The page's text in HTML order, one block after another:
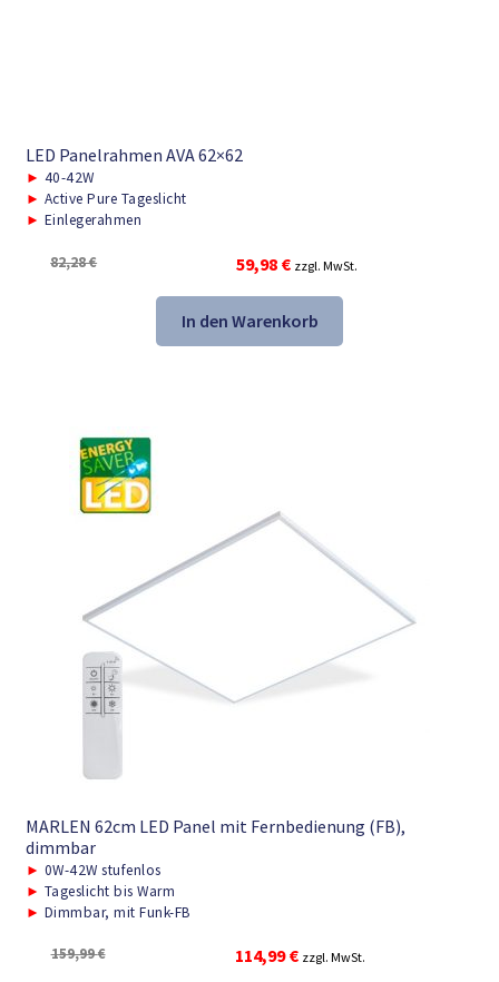
LED Panelrahmen AVA 62×62
► 40-42W
► Active Pure Tageslicht
► Einlegerahmen
82,28€
Ursprünglicher
Preis
war:
82,28 €
59,98 €Aktueller
Preis
ist:
59,98 €.
zzgl. MwSt.
In den Warenkorb
MARLEN 62cm LED Panel mit Fernbedienung (FB),
dimmbar
► 0W-42W stufenlos
► Tageslicht bis Warm
► Dimmbar, mit Funk-FB
159,99€
Ursprünglicher
114,99€Aktueller
zzgl. MwSt.